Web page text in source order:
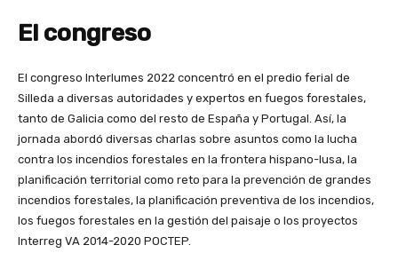
El congreso
El congreso Interlumes 2022 concentró en el predio ferial de
Silleda a diversas autoridades y expertos en fuegos forestales,
tanto de Galicia como del resto de España y Portugal. Así, la
jornada abordó diversas charlas sobre asuntos como la lucha
contra los incendios forestales en la frontera hispano-lusa, la
planificación territorial como reto para la prevención de grandes
incendios forestales, la planificación preventiva de los incendios,
los fuegos forestales en la gestión del paisaje o los proyectos
Interreg VA 2014-2020 POCTEP.